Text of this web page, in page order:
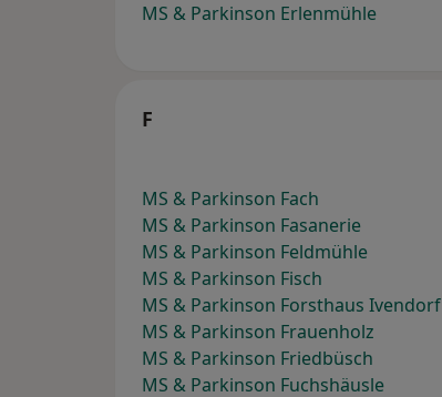
MS & Parkinson Erlenmühle
F
MS & Parkinson Fach
MS & Parkinson Fasanerie
MS & Parkinson Feldmühle
MS & Parkinson Fisch
MS & Parkinson Forsthaus Ivendorf
MS & Parkinson Frauenholz
MS & Parkinson Friedbüsch
MS & Parkinson Fuchshäusle